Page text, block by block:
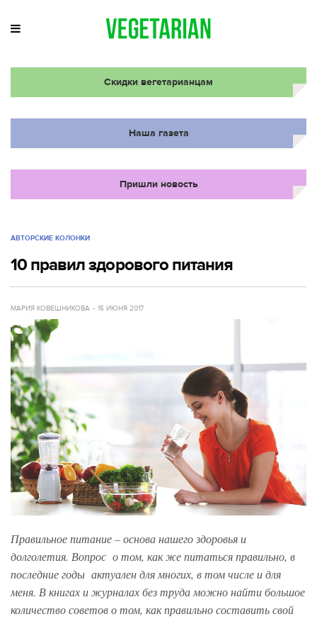
Скидки вегетарианцам
Наша газета
Пришли новость
АВТОРСКИЕ КОЛОНКИ
10 правил здорового питания
МАРИЯ КОВЕШНИКОВА 15 ИЮНЯ 2017
Правильное питание – основа нашего здоровья и
долголетия. Вопрос о том, как же питаться правильно, в
последние годы актуален для многих, в том числе и для
меня. В книгах и журналах без труда можно найти большое
количество советов о том, как правильно составить свой